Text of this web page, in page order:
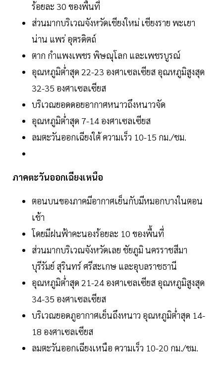
ร้อยละ 30 ของพื้นที่
ส่วนมากบริเวณจังหวัดเชียงใหม่ เชียงราย พะเยา
น่าน แพร่ อุตรดิตถ์
ตาก กำแพงเพชร พิษณุโลก และเพชรบูรณ์
อุณหภูมิต่ำสุด 22-23 องศาเซลเซียส อุณหภูมิสูงสุด
32-35 องศาเซลเซียส
บริเวณยอดดอยอากาศหนาวถึงหนาวจัด
อุณหภูมิต่ำสุด 7-14 องศาเซลเซียส
ลมตะวันออกเฉียงใต้ ความเร็ว 10-15 กม./ชม.
ภาคตะวันออกเฉียงเหนือ
ตอนบนของภาคมีอากาศเย็นกับมีหมอกบางในตอน
เช้า
โดยมีฝนฟ้าคะนองร้อยละ 10 ของพื้นที่
ส่วนมากบริเวณจังหวัดเลย ชัยภูมิ นครราชสีมา
บุรีรัมย์ สุรินทร์ ศรีสะเกษ และอุบลราชธานี
อุณหภูมิต่ำสุด 21-24 องศาเซลเซียส อุณหภูมิสูงสุด
34-35 องศาเซลเซียส
บริเวณยอดภูอากาศเย็นถึงหนาว อุณหภูมิต่ำสุด 14-
18 องศาเซลเซียส
ลมตะวันออกเฉียงเหนือ ความเร็ว 10-20 กม./ชม.